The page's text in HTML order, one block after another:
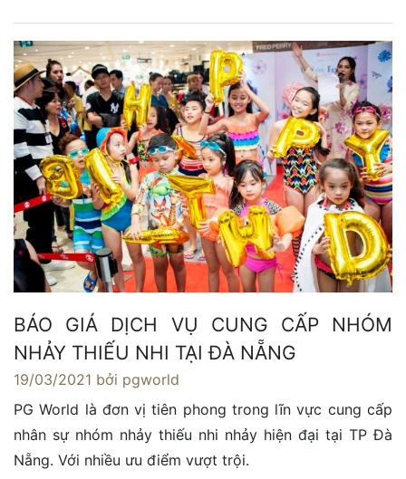
BÁO GIÁ DỊCH VỤ CUNG CẤP NHÓM
NHẢY THIẾU NHI TẠI ĐÀ NẴNG
19/03/2021 bởi pgworld
PG World là đơn vị tiên phong trong lĩn vực cung cấp
nhân sự nhóm nhảy thiếu nhi nhảy hiện đại tại TP Đà
Nẵng. Với nhiều ưu điểm vượt trội.